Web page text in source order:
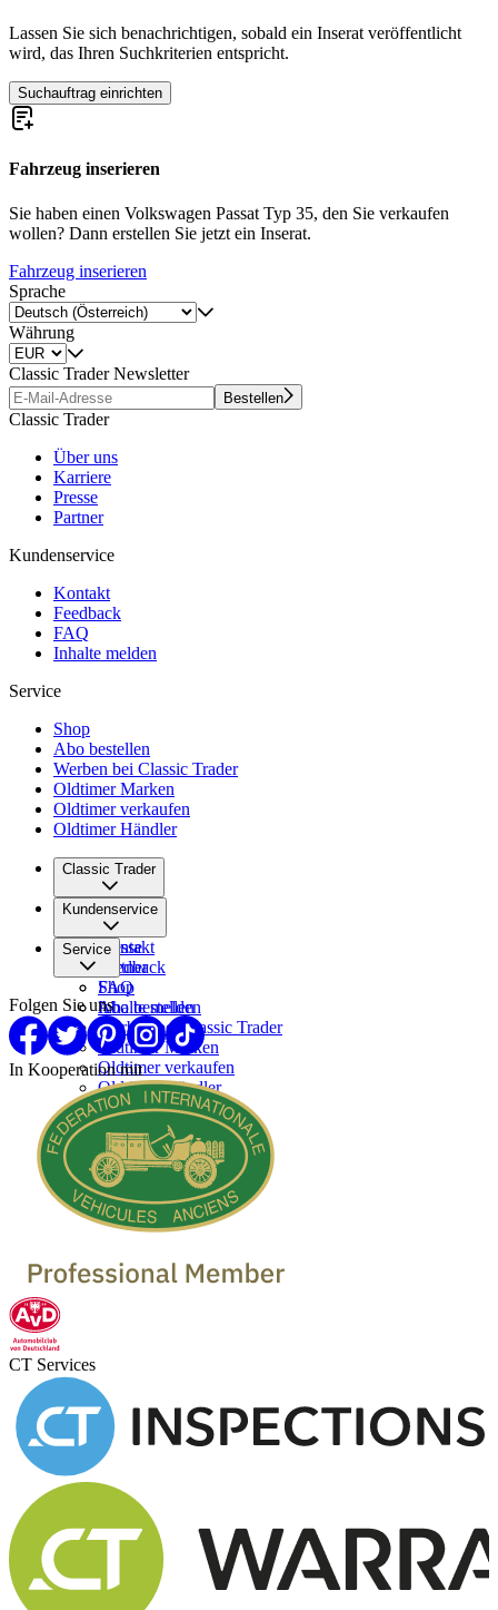
Lassen Sie sich benachrichtigen, sobald ein Inserat veröffentlicht
wird, das Ihren Suchkriterien entspricht.
Suchauftrag einrichten
Fahrzeug inserieren
Sie haben einen Volkswagen Passat Typ 35, den Sie verkaufen
wollen? Dann erstellen Sie jetzt ein Inserat.
Fahrzeug inserieren
Sprache
Währung
Classic Trader Newsletter
Bestellen
Classic Trader
Über uns
Karriere
Presse
Partner
Kundenservice
Kontakt
Feedback
FAQ
Inhalte melden
Service
Shop
Abo bestellen
Werben bei Classic Trader
Oldtimer Marken
Oldtimer verkaufen
Oldtimer Händler
Classic Trader
Über uns
Karriere
Presse
Partner
Kundenservice
Kontakt
Feedback
FAQ
Inhalte melden
Service
Shop
Abo bestellen
Werben bei Classic Trader
Oldtimer Marken
Oldtimer verkaufen
Oldtimer Händler
Folgen Sie uns
In Kooperation mit
CT Services